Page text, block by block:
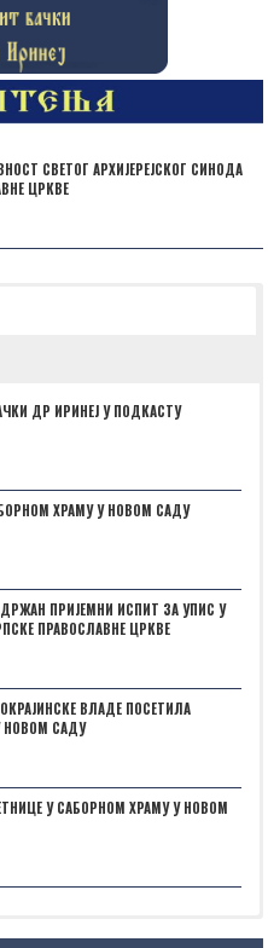
СВЕТОГ АРХИЈЕРЕЈСКОГ СИНОДА
ЦРКВЕ
ДР ИРИНЕЈ У ПОДКАСТУ
ХРАМУ У НОВОМ САДУ
ПРИЈЕМНИ ИСПИТ ЗА УПИС У
ПРАВОСЛАВНЕ ЦРКВЕ
ВЛАДЕ ПОСЕТИЛА
НОВОМ САДУ
У САБОРНОМ ХРАМУ У НОВОМ